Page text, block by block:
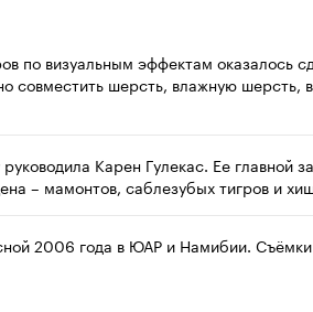
по визуальным эффектам оказалось
совместить шерсть, влажную шерсть,
Карен Гулекас. Ее главной
– мамонтов, саблезубых тигров и
2006 года в ЮАР и Намибии.